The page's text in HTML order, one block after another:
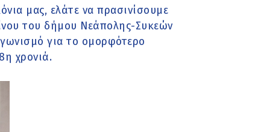
μας, ελάτε να πρασινίσουμε
του δήμου Νεάπολης-Συκεών
για το ομορφότερο
χρονιά.